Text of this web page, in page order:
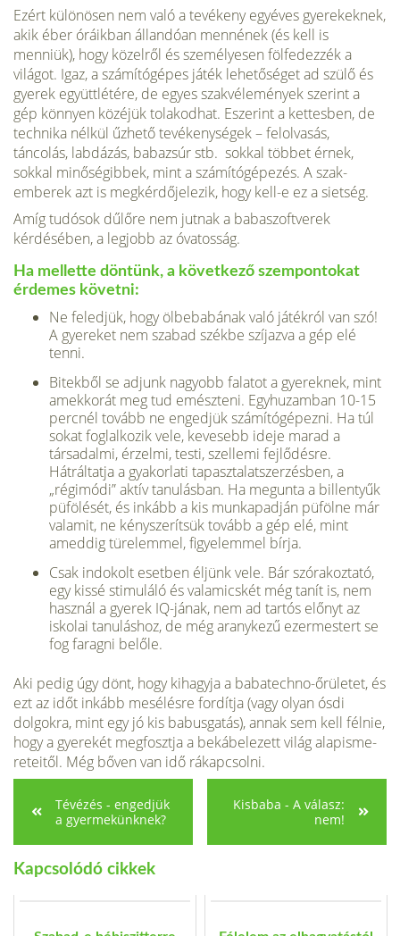
Ezért különösen nem való a te­vékeny egyéves gyerekeknek,
akik éber óráikban állandóan mennének (és kell is
menniük), hogy közelről és személye­sen fölfedezzék a
világot. Igaz, a számí­tógépes játék lehetőséget ad szülő és
gye­rek együttlétére, de egyes szakvélemé­nyek szerint a
gép könnyen közéjük to­lakodhat. Eszerint a kettesben, de
techni­ka nélkül űzhető tevékenységek – felol­vasás,
táncolás, labdázás, babazsúr stb. sokkal többet érnek,
sokkal minősé­gibbek, mint a számítógépezés. A szak­
emberek azt is megkérdőjelezik, hogy kell-e ez a sietség.
Amíg tudósok dűlőre nem jutnak a babaszoftverek
kérdésében, a leg­jobb az óvatosság.
Ha mellette döntünk, a következő szempontokat
érdemes követni:
Ne feledjük, hogy ölbebabának való játékról van szó!
A gyereket nem szabad székbe szíjazva a gép elé
tenni.
Bitekből se adjunk nagyobb falatot a gyereknek, mint
amekkorát meg tud emészteni. Egyhuzamban 10-15
percnél tovább ne engedjük számítógépezni. Ha túl
sokat foglalkozik vele, kevesebb ide­je marad a
társadalmi, érzelmi, testi, szel­lemi fejlődésre.
Hátráltatja a gyakorlati tapasztalatszerzésben, a
„régimódi” aktív tanulásban. Ha megunta a billentyűk
püfölését, és inkább a kis munkapadján püfölne már
valamit, ne kényszerítsük tovább a gép elé, mint
ameddig türelem­mel, figyelemmel bírja.
Csak indokolt esetben éljünk vele. Bár szórakoztató,
egy kissé stimuláló és va­lamicskét még tanít is, nem
használ a gyerek IQ-jának, nem ad tartós előnyt az
iskolai tanuláshoz, de még aranykezű ezermestert se
fog faragni belőle.
Aki pedig úgy dönt, hogy kihagyja a babatechno-őrületet, és
ezt az időt in­kább mesélésre fordítja (vagy olyan ósdi
dolgokra, mint egy jó kis babusgatás), annak sem kell félnie,
hogy a gyerekét megfosztja a bekábelezett világ alapisme­
reteitől. Még bőven van idő rákapcsolni.
Tévézés - engedjük
a gyermekünknek?
Kisbaba - A válasz:
nem!
Kapcsolódó cikkek